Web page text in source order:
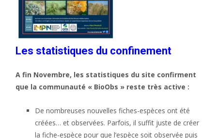
Les statistiques du confinement
A fin Novembre, les statistiques du site confirment
que la communauté « BioObs » reste très active :
De nombreuses nouvelles fiches-espèces ont été
créées… et observées. Parfois, il suffit juste de créer
la fiche-espèce pour que l’espèce soit observée puis